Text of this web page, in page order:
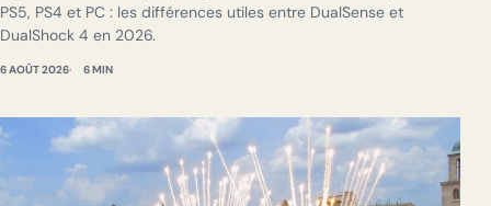
PS5, PS4 et PC : les différences utiles entre DualSense et
DualShock 4 en 2026.
6 AOÛT 2026 6 MIN